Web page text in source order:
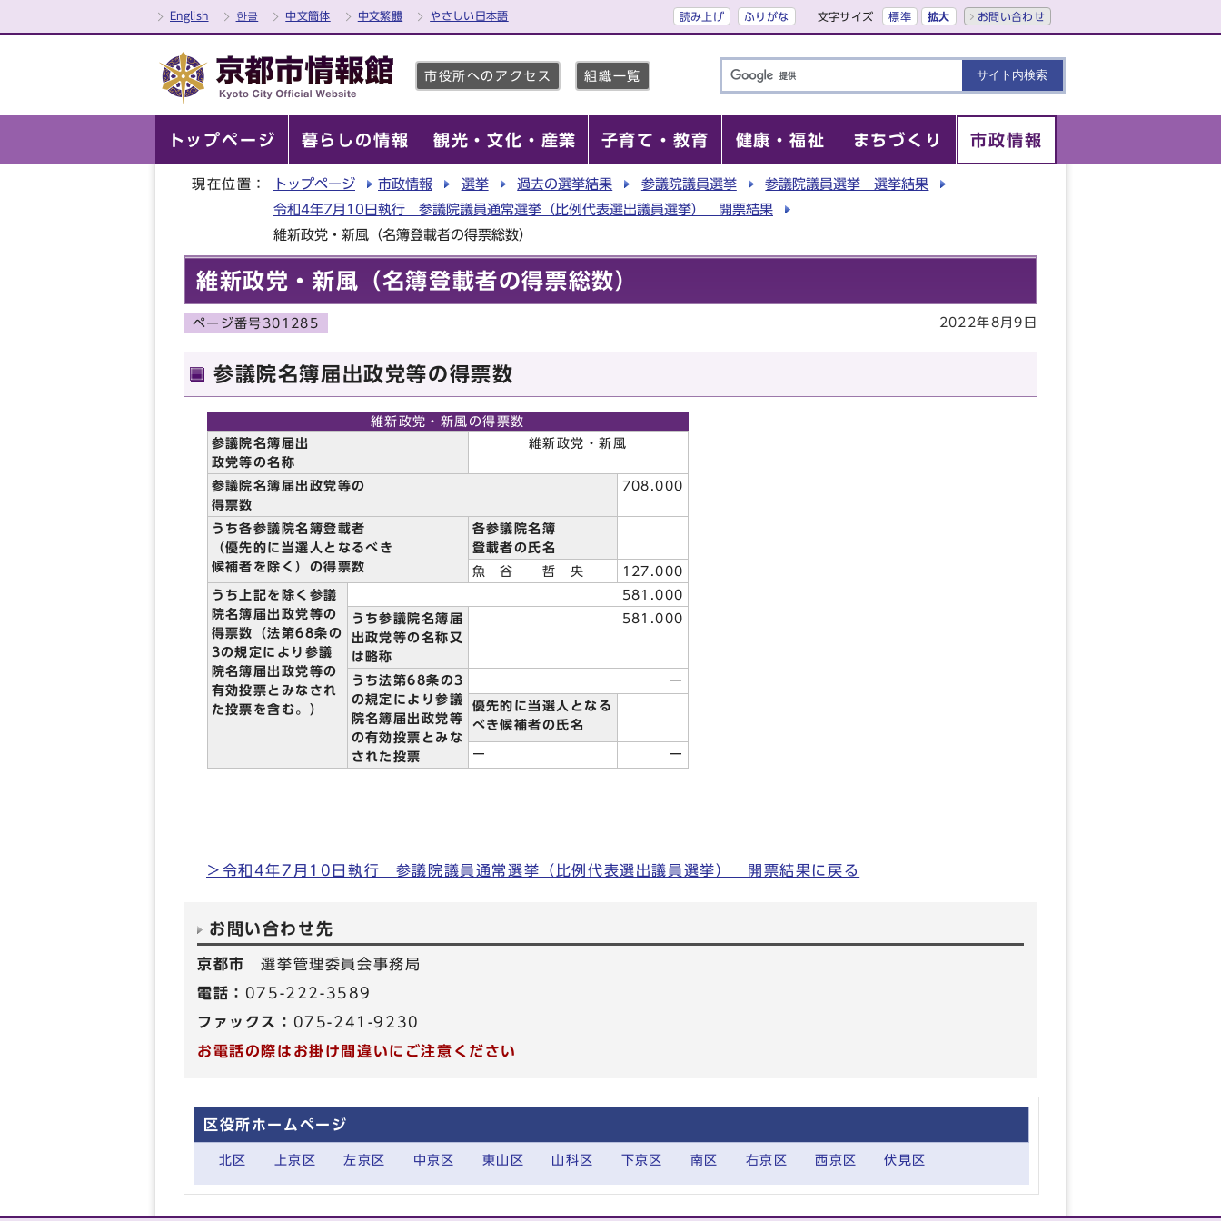
English 한글 中文簡体 中文繁體 やさしい日本語 読み上げ ふりがな 文字サイズ 標準 拡大 お問い合わせ
市役所へのアクセス 組織一覧
トップページ 暮らしの情報 観光・文化・産業 子育て・教育 健康・福祉 まちづくり 市政情報
現在位置： トップページ 市政情報 選挙 過去の選挙結果 参議院議員選挙
参議院議員選挙 選挙結果
令和4年7月10日執行 参議院議員通常選挙（比例代表選出議員選挙） 開票結果
維新政党・新風（名簿登載者の得票総数）
維新政党・新風（名簿登載者の得票総数）
ページ番号301285 2022年8月9日
参議院名簿届出政党等の得票数
維新政党・新風の得票数
参議院名簿届出
政党等の名称
維新政党・新風
参議院名簿届出政党等の
得票数
708.000
うち各参議院名簿登載者
（優先的に当選人となるべき
候補者を除く）の得票数
各参議院名簿
登載者の氏名
魚 谷 哲 央
127.000
うち上記を除く参議
院名簿届出政党等の
得票数（法第68条の
3の規定により参議
院名簿届出政党等の
有効投票とみなされ
た投票を含む。）
581.000
うち参議院名簿届
出政党等の名称又
は略称
581.000
うち法第68条の3
の規定により参議
院名簿届出政党等
の有効投票とみな
された投票
ー
優先的に当選人となる
べき候補者の氏名
ー ー
＞令和4年7月10日執行 参議院議員通常選挙（比例代表選出議員選挙） 開票結果に戻る
お問い合わせ先
京都市選挙管理委員会事務局
電話： 075-222-3589
ファックス： 075-241-9230
お電話の際はお掛け間違いにご注意ください
区役所ホームページ
北区 上京区 左京区 中京区 東山区 山科区 下京区 南区 右京区 西京区 伏見区